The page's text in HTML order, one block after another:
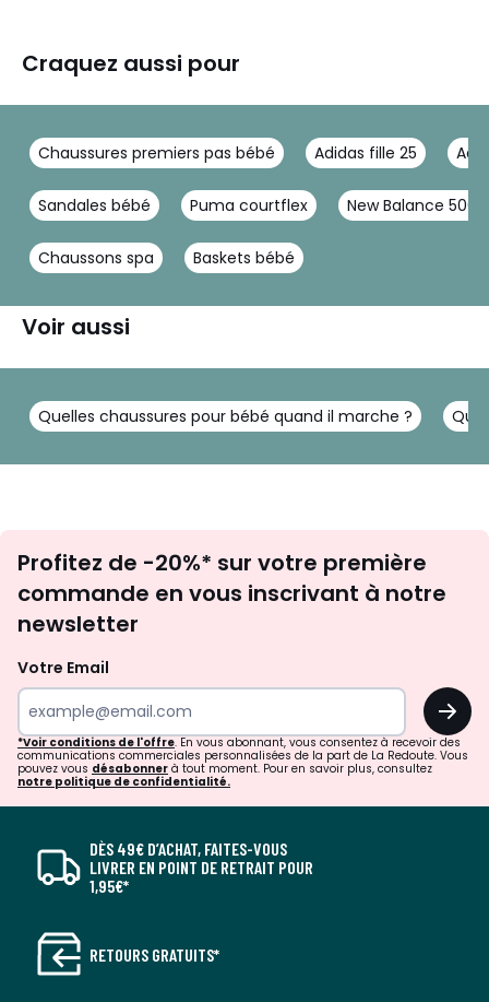
Craquez aussi pour
Chaussures premiers pas bébé Adidas fille 25
Sandales bébé Puma courtflex New Balance 500
Chaussons spa Baskets bébé
Voir aussi
Quelles chaussures pour bébé quand il marche ?
newsletter
Profitez de -20%* sur votre première
commande en vous inscrivant à notre
newsletter
Votre Email
OK
*Voir conditions de l'offre. En vous abonnant, vous consentez à recevoir des
communications commerciales personnalisées de la part de La Redoute. Vous
pouvez vous désabonner à tout moment. Pour en savoir plus, consultez
notre politique de confidentialité.
DÈS 49€ D’ACHAT, FAITES-VOUS
LIVRER EN POINT DE RETRAIT POUR
1,95€*
RETOURS GRATUITS*